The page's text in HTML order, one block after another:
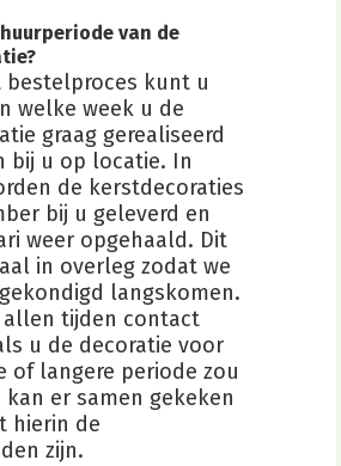
van de
bestelproces kunt u
welke week u de
graag gerealiseerd
bij u op locatie. In
de kerstdecoraties
bij u geleverd en
weer opgehaald. Dit
in overleg zodat we
langskomen.
tijden contact
u de decoratie voor
of langere periode zou
er samen gekeken
hierin de
zijn.